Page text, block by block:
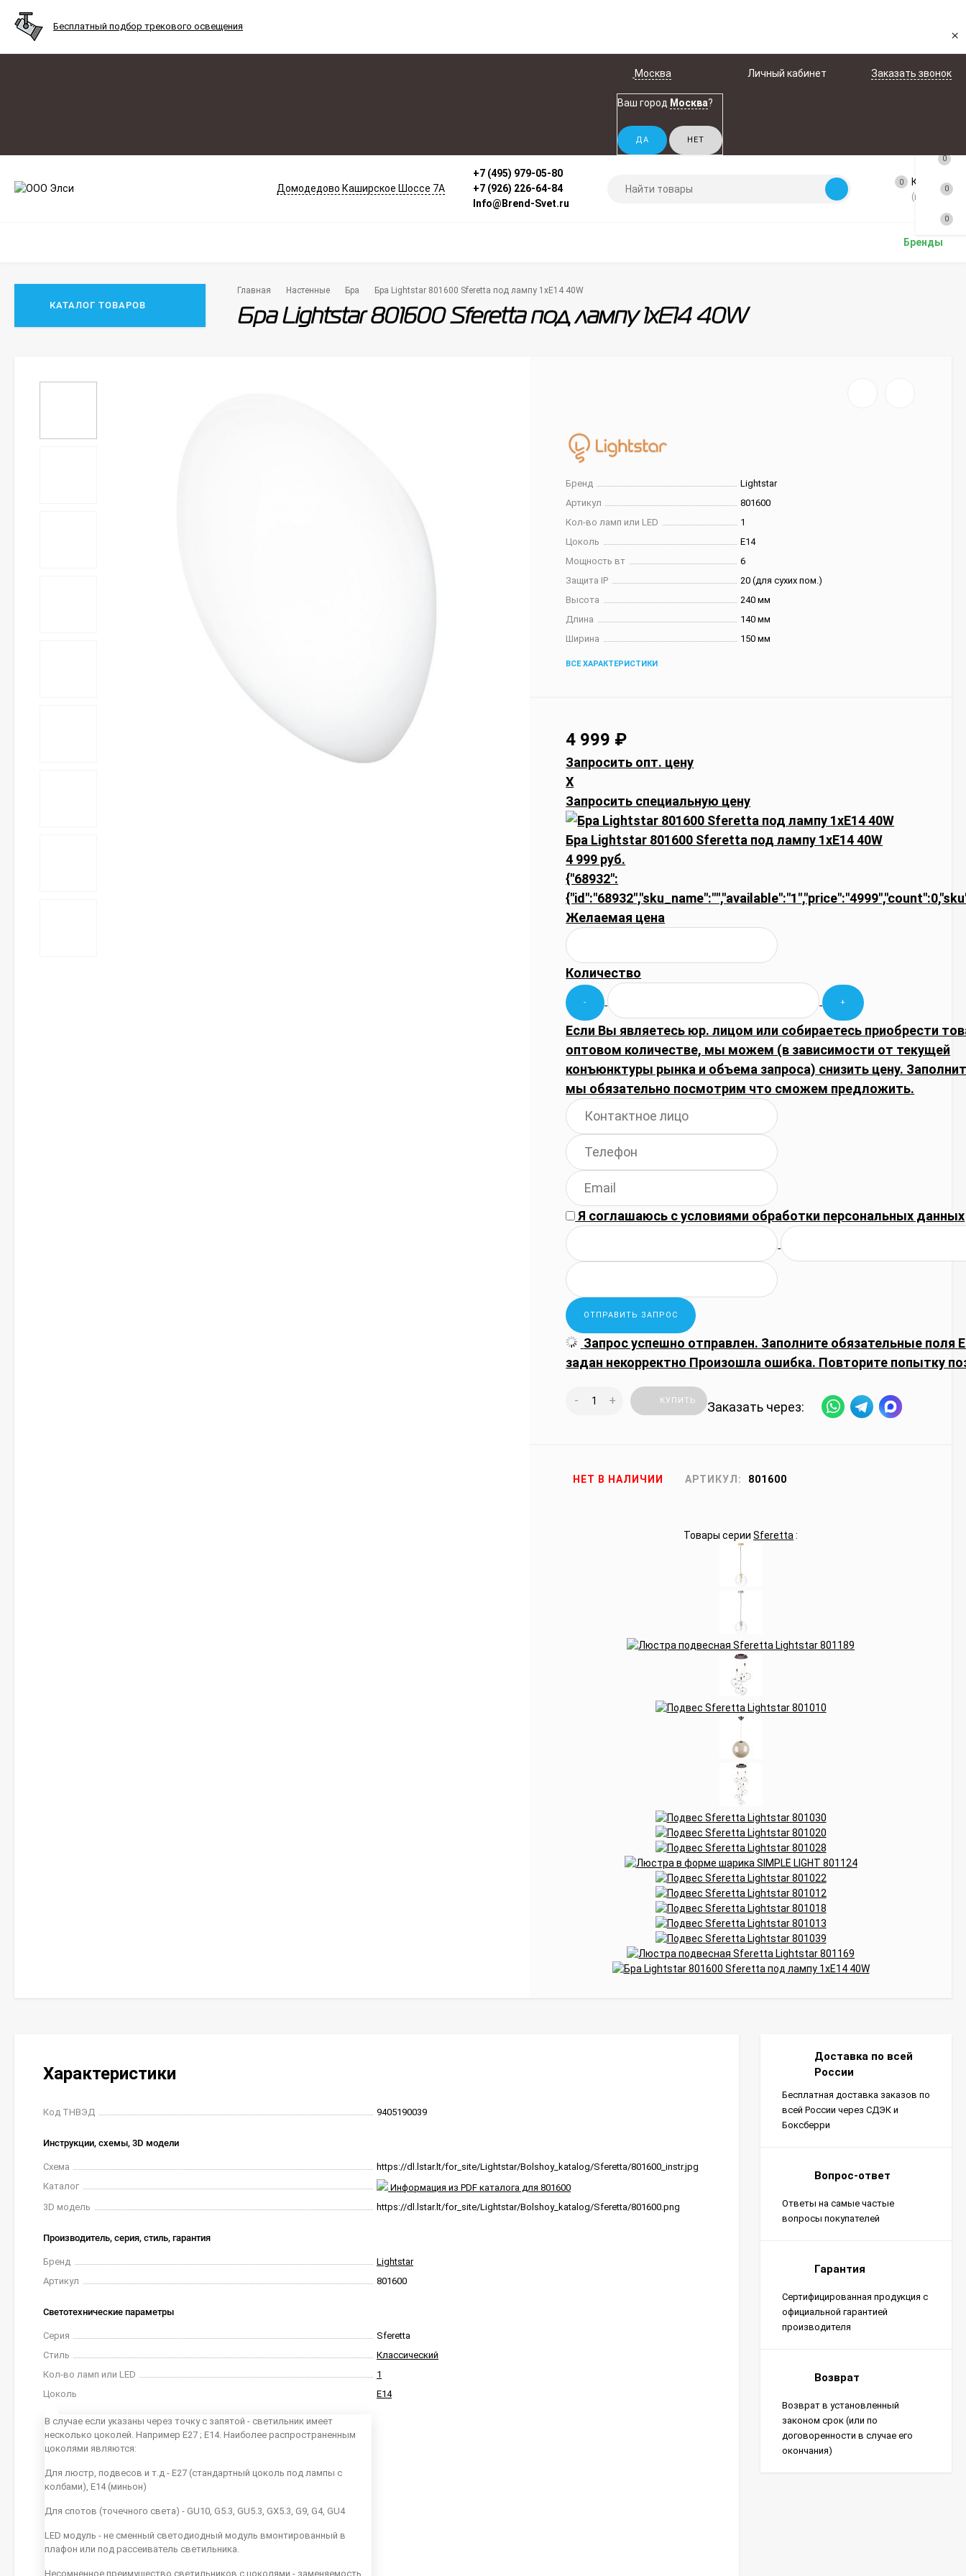
Бесплатный подбор трекового освещения
×
Москва
Ваш город Москва?
Личный кабинет Заказать звонок
Домодедово Каширское Шоссе 7А
+7 (495) 979-05-80
+7 (926) 226-64-84
Info@Brend-Svet.ru
0 Корзина
(пусто)
Бренды
КАТАЛОГ ТОВАРОВ
Главная Настенные Бра Бра Lightstar 801600 Sferetta под лампу 1xE14 40W
Бра Lightstar 801600 Sferetta под лампу 1xE14 40W
Бренд
Lightstar
Артикул
801600
Кол-во ламп или LED
1
Цоколь
E14
Мощность вт
6
Защита IP
20 (для сухих пом.)
Высота
240 мм
Длина
140 мм
Ширина
150 мм
ВСЕ ХАРАКТЕРИСТИКИ
4 999 ₽
Запросить опт. цену
X
Запросить специальную цену
Бра Lightstar 801600 Sferetta под лампу 1xE14 40W
4 999 руб.
{"68932":
Желаемая цена
Количество
Если Вы являетесь юр. лицом или собираетесь приобрести
оптовом количестве, мы можем (в зависимости от текущей
конъюнктуры рынка и объема запроса) снизить цену.
мы обязательно посмотрим что сможем предложить.
Я соглашаюсь сусловиями обработки персональных данных
Запрос успешно отправлен. Заполните обязательные поля
задан некорректно Произошла ошибка. Повторите попытку
- + КУПИТЬ Заказать через:
НЕТ В НАЛИЧИИ АРТИКУЛ: 801600
Товары серииSferetta :
Характеристики
Код ТНВЭД 9405190039
Инструкции, схемы, 3D модели
Схема
https://dl.lstar.lt/for_site/Lightstar/Bolshoy_katalog/Sferetta/801600_instr.jpg
Каталог
Информация из PDF каталога для 801600
3D модель
https://dl.lstar.lt/for_site/Lightstar/Bolshoy_katalog/Sferetta/801600.png
Производитель, серия, стиль, гарантия
Бренд
Lightstar
Артикул
801600
Светотехнические параметры
Серия
Sferetta
Стиль
Классический
Кол-во ламп или LED
1
Цоколь
В случае если указаны через точку с запятой - светильник имеет
несколько цоколей. Например E27 ; E14. Наиболее распространенным
цоколями являются:
Для люстр, подвесов и т.д - E27 (стандартный цоколь под лампы с
колбами), E14 (миньон)
Для спотов (точечного света) - GU10, G5.3, GU5.3, GX5.3, G9, G4, GU4
LED модуль - не сменный светодиодный модуль вмонтированный в
плафон или под рассеиватель светильника.
Несомненное преимущество светильников с цоколями - заменяемость,
E14
Доставка по всей
России
Бесплатная доставка заказов по
всей России через СДЭК и
Боксберри
Вопрос-ответ
Ответы на самые частые
вопросы покупателей
Гарантия
Сертифицированная продукция с
официальной гарантией
производителя
Возврат
Возврат в установленный
законом срок (или по
договоренности в случае его
окончания)
0
0
0